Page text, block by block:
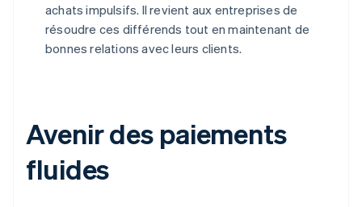
achats impulsifs. Il revient aux entreprises de
résoudre ces différends tout en maintenant de
bonnes relations avec leurs clients.
Avenir des paiements
fluides